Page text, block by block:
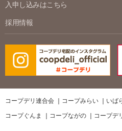
入申し込みはこちら
採用情報
コープデリ連合会 コープみらい いば
コープぐんま コープながの コープデ